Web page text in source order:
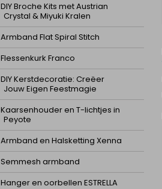
DIY Broche Kits met Austrian
Crystal & Miyuki Kralen
Armband Flat Spiral Stitch
Flessenkurk Franco
DIY Kerstdecoratie: Creëer
Jouw Eigen Feestmagie
Kaarsenhouder en T-lichtjes in
Peyote
Armband en Halsketting Xenna
Semmesh armband
Hanger en oorbellen ESTRELLA